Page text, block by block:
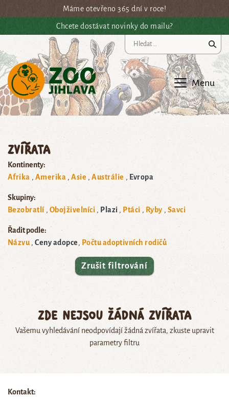
Přejít na hlavní obsahMáme otevřeno 365 dní v roce!
Chcete dostávat novinky do mailu?
Menu
Zvířata
Kontinenty:
Afrika
Amerika Asie Austrálie Evropa
Skupiny:
Bezobratlí
Obojživelníci Plazi Ptáci Ryby Savci
Řadit podle:
Názvu
Ceny adopce Počtu adoptivních rodičů
Zrušit filtrování
Zde nejsou žádná zvířata
Vašemu vyhledávání neodpovídají žádná zvířata, zkuste upravit
parametry filtru
Kontakt: